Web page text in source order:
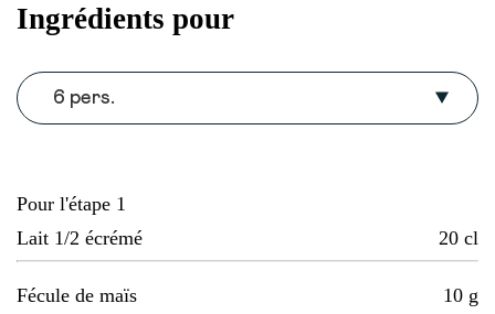
Ingrédients pour
6 pers.
Pour l'étape 1
Lait 1/2 écrémé
20 cl
Fécule de maïs 10 g